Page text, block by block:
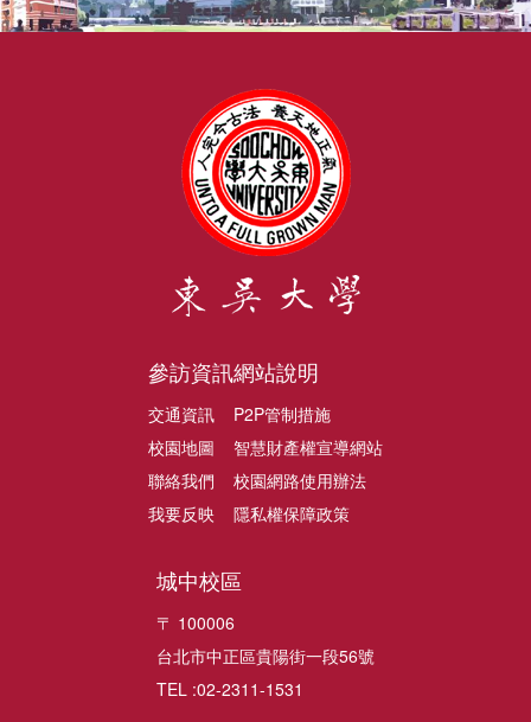
參訪資訊
交通資訊
校園地圖
聯絡我們
我要反映
網站說明
P2P管制措施
智慧財產權宣導網站
校園網路使用辦法
隱私權保障政策
城中校區
〒 100006
台北市中正區貴陽街一段56號
TEL :02-2311-1531